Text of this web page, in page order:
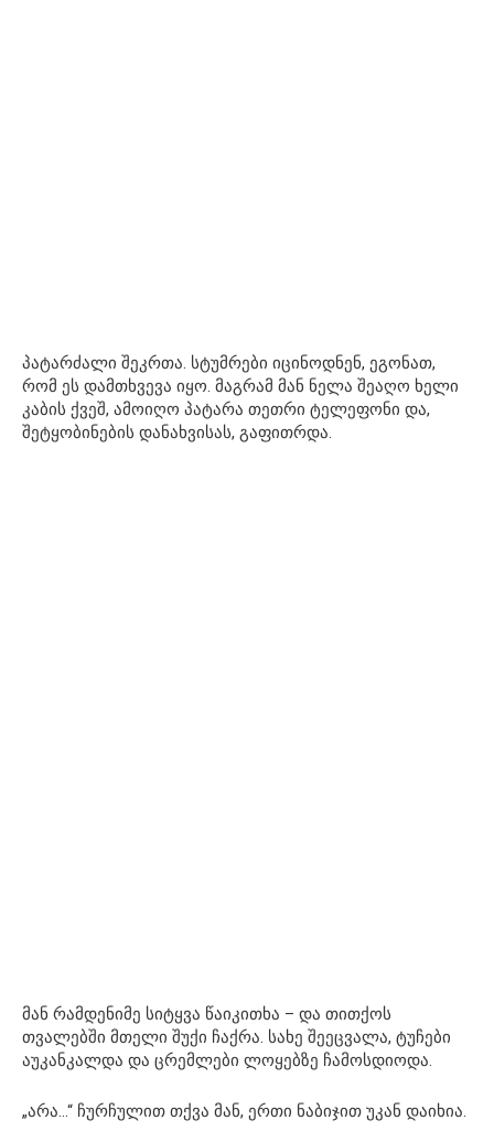
პატარძალი შეკრთა. სტუმრები იცინოდნენ, ეგონათ,
რომ ეს დამთხვევა იყო. მაგრამ მან ნელა შეაღო ხელი
კაბის ქვეშ, ამოიღო პატარა თეთრი ტელეფონი და,
შეტყობინების დანახვისას, გაფითრდა.
მან რამდენიმე სიტყვა წაიკითხა – და თითქოს
თვალებში მთელი შუქი ჩაქრა. სახე შეეცვალა, ტუჩები
აუკანკალდა და ცრემლები ლოყებზე ჩამოსდიოდა.
„არა…“ ჩურჩულით თქვა მან, ერთი ნაბიჯით უკან დაიხია.